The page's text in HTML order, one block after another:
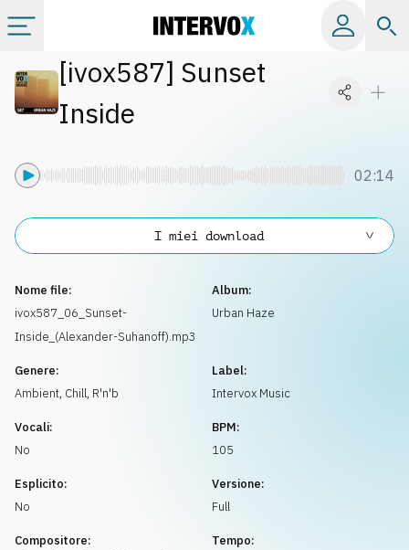
Categorie
[ivox587] Sunset
Inside
02:14
Nome file:
ivox587_06_Sunset-
Inside_(Alexander-Suhanoff).mp3
Album:
Urban Haze
Genere:
Ambient, Chill, R'n'b
Label:
Intervox Music
Vocali:
No
BPM:
105
Esplicito:
No
Versione:
Full
Compositore:
Tempo:
I miei download